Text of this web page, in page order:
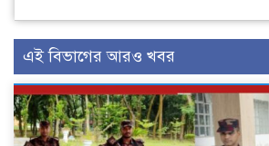
এই বিভাগের আরও খবর